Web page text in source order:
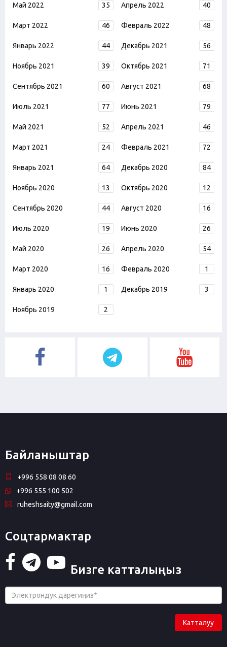
Май 2022 35 Апрель 2022 40
Март 2022 46 Февраль 2022 48
Январь 2022 44 Декабрь 2021 56
Ноябрь 2021 39 Октябрь 2021 71
Сентябрь 2021 60 Август 2021 68
Июль 2021 77 Июнь 2021 79
Май 2021 52 Апрель 2021 46
Март 2021 24 Февраль 2021 72
Январь 2021 64 Декабрь 2020 84
Ноябрь 2020 13 Октябрь 2020 12
Сентябрь 2020 44 Август 2020 16
Июль 2020 19 Июнь 2020 26
Май 2020 26 Апрель 2020 54
Март 2020 16 Февраль 2020 1
Январь 2020 1 Декабрь 2019 3
Ноябрь 2019 2
Байланыштар
+996 558 08 08 60
+996 555 100 502
ruheshsaity@gmail.com
Соцтармактар
Бизге катталыңыз
Катталуу